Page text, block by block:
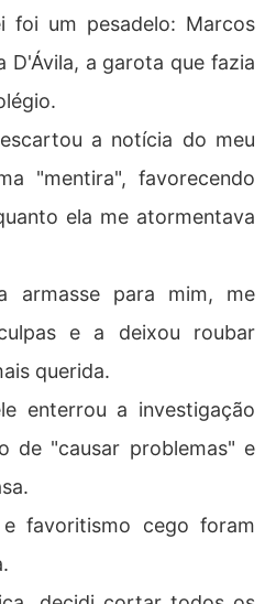
ele gastou comigo, deixando
a ilusão de Marcos d
e em lágrimas, ap
vezes que quase morri, sozin
que ele me mandou embora –
com Davi e a verdade fria
por completo.
foi um pesadelo: Marcos
D'Ávila, a garota que fazia
a notícia do meu
"mentira", favorecendo
ela me atormentava
armasse para mim, me
e a deixou roubar
querida.
enterrou a investigação
de "causar problemas" e
favoritismo cego foram